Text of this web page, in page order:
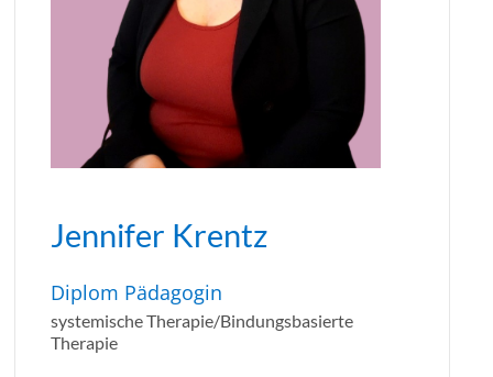
Jennifer Krentz
Diplom Pädagogin
systemische Therapie/Bindungsbasierte
Therapie